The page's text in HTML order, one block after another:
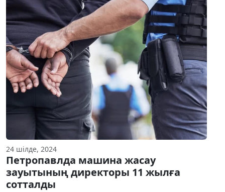
24 шілде, 2024
Петропавлда машина жасау
зауытының директоры 11 жылға
сотталды